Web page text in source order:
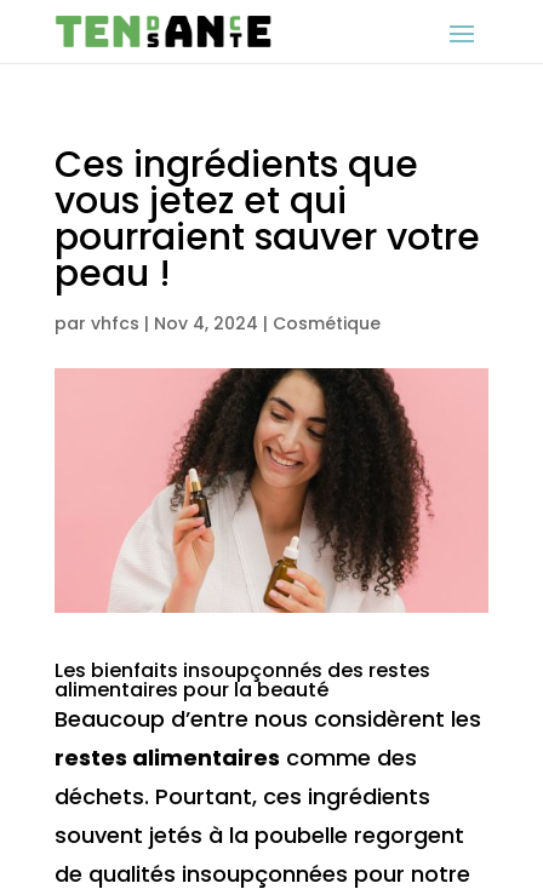
Ces ingrédients que
vous jetez et qui
pourraient sauver votre
peau !
par vhfcs | Nov 4, 2024 | Cosmétique
Les bienfaits insoupçonnés des restes
alimentaires pour la beauté
Beaucoup d’entre nous considèrent les
restes alimentaires comme des
déchets. Pourtant, ces ingrédients
souvent jetés à la poubelle regorgent
de qualités insoupçonnées pour notre